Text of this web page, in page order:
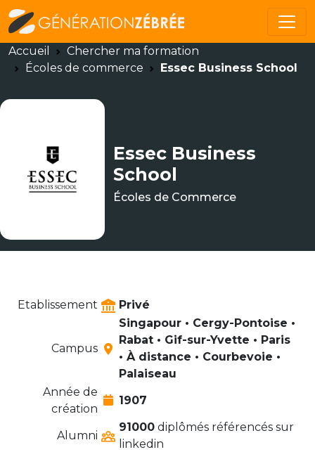
Accueil
Chercher ma formation
Écoles de commerce
Essec Business School
Essec Business
School
Écoles de Commerce
Etablissement Privé
Campus
Singapour • Cergy-Pontoise •
Rabat • Gif-sur-Yvette • Paris
• À distance • Courbevoie •
Palaiseau
Année de
création
1907
Alumni
91000 diplômés référencés sur
linkedin